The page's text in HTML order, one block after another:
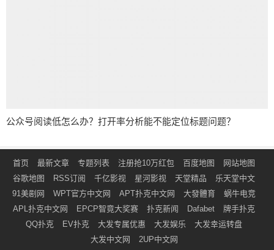
公众号阅读低怎么办？打开率分析能不能定位标题问题？
首页 最新文章 专题列表 注册抢10万红包 百度地图
网站地图
谷歌地图
RSS订阅 千亿影视 星河影视 天堂精品
乐天堂中文
91美剧网
WPT官方中文网 APT扑克中文网 大發體育
蜗牛电竞
APL扑克中文网
EPCP智竟大奖赛 扑克新闻 Dafabet
牌手扑克
QQ扑克
EV扑克 大发专属优惠 大发娱乐
大发幸运转盘
大发中文网
2UP中文网